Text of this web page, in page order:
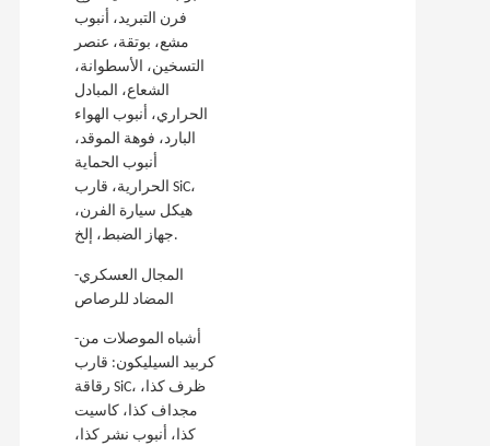
فرن التبريد، أنبوب
مشع، بوتقة، عنصر
التسخين، الأسطوانة،
الشعاع، المبادل
الحراري، أنبوب الهواء
البارد، فوهة الموقد،
أنبوب الحماية
الحرارية، قارب SiC،
هيكل سيارة الفرن،
جهاز الضبط، إلخ.
-المجال العسكري
-أشباه الموصلات من
كربيد السيليكون: قارب
رقاقة SiC، ظرف كذا،
مجداف كذا، كاسيت
كذا، أنبوب نشر كذا،